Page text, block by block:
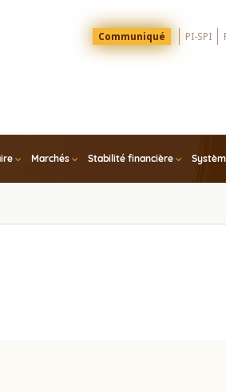
Menu
Top
Communiqué PI-SPI
Marchés Stabilité financière